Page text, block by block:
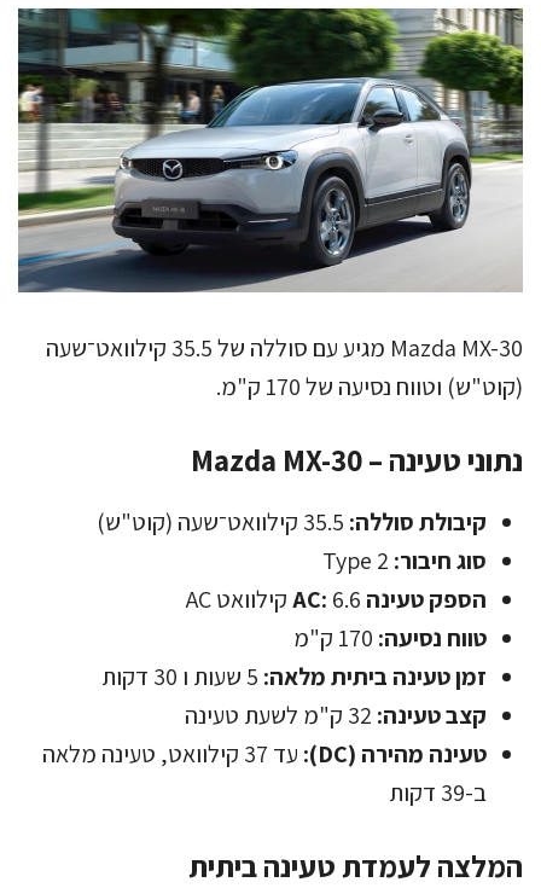
Mazda MX-30 מגיע עם סוללה של 35.5 קילוואט־שעה
(קוט"ש) וטווח נסיעה של 170 ק"מ.
נתוני טעינה – Mazda MX-30
קיבולת סוללה:
סוג חיבור:
הספק טעינה AC: 6.6 קילוואט AC
טווח נסיעה:
זמן טעינה ביתית מלאה:
קצב טעינה:
טעינה מהירה (DC):
עד 37 קילוואט, טעינה מלאה
ב-39 דקות
המלצה לעמדת טעינה ביתית